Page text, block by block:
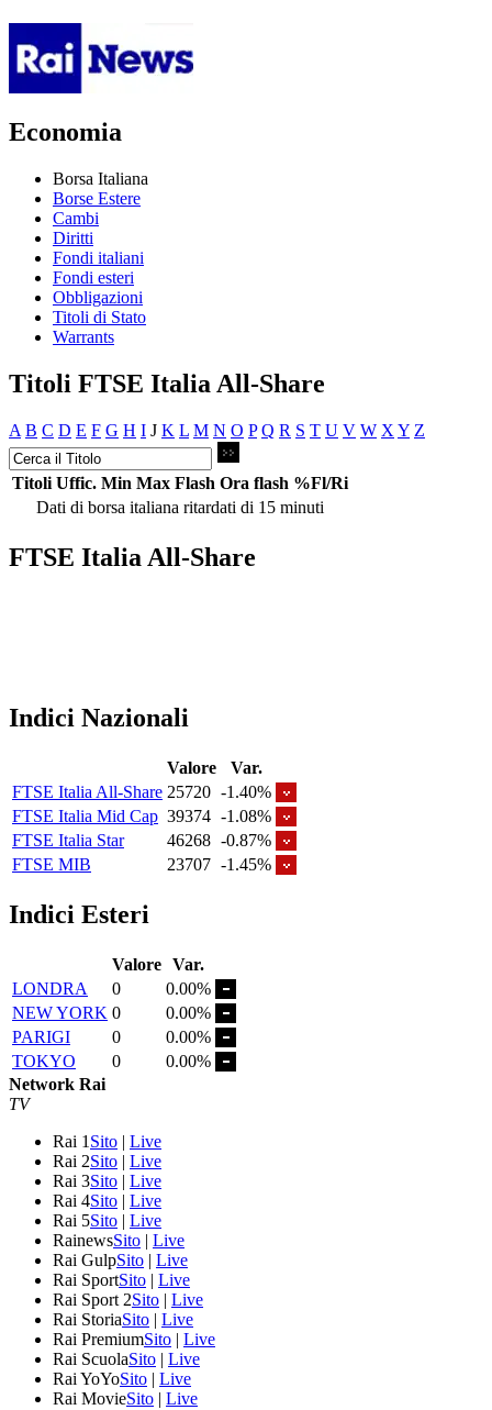
Economia
Borsa Italiana
Borse Estere
Cambi
Diritti
Fondi italiani
Fondi esteri
Obbligazioni
Titoli di Stato
Warrants
Titoli FTSE Italia All-Share
A B C D E F G H I J K L M N O P Q R S T U V W X Y Z
Titoli Uffic. Min Max Flash Ora flash %Fl/Ri
Dati di borsa italiana ritardati di 15 minuti
FTSE Italia All-Share
Indici Nazionali
Valore
Var.
FTSE Italia All-Share 25720 -1.40%
FTSE Italia Mid Cap 39374 -1.08%
FTSE Italia Star
46268 -0.87%
FTSE MIB
23707 -1.45%
Indici Esteri
Valore Var.
LONDRA
0
0.00%
NEW YORK 0
0.00%
PARIGI
0
0.00%
TOKYO
0
0.00%
Network Rai
TV
Rai 1 Sito | Live
Rai 2Sito | Live
Rai 3Sito | Live
Rai 4Sito | Live
Rai 5Sito | Live
RainewsSito | Live
Rai GulpSito | Live
Rai SportSito | Live
Rai Sport 2Sito | Live
Rai StoriaSito | Live
Rai PremiumSito | Live
Rai ScuolaSito | Live
Rai YoYoSito | Live
Rai MovieSito | Live